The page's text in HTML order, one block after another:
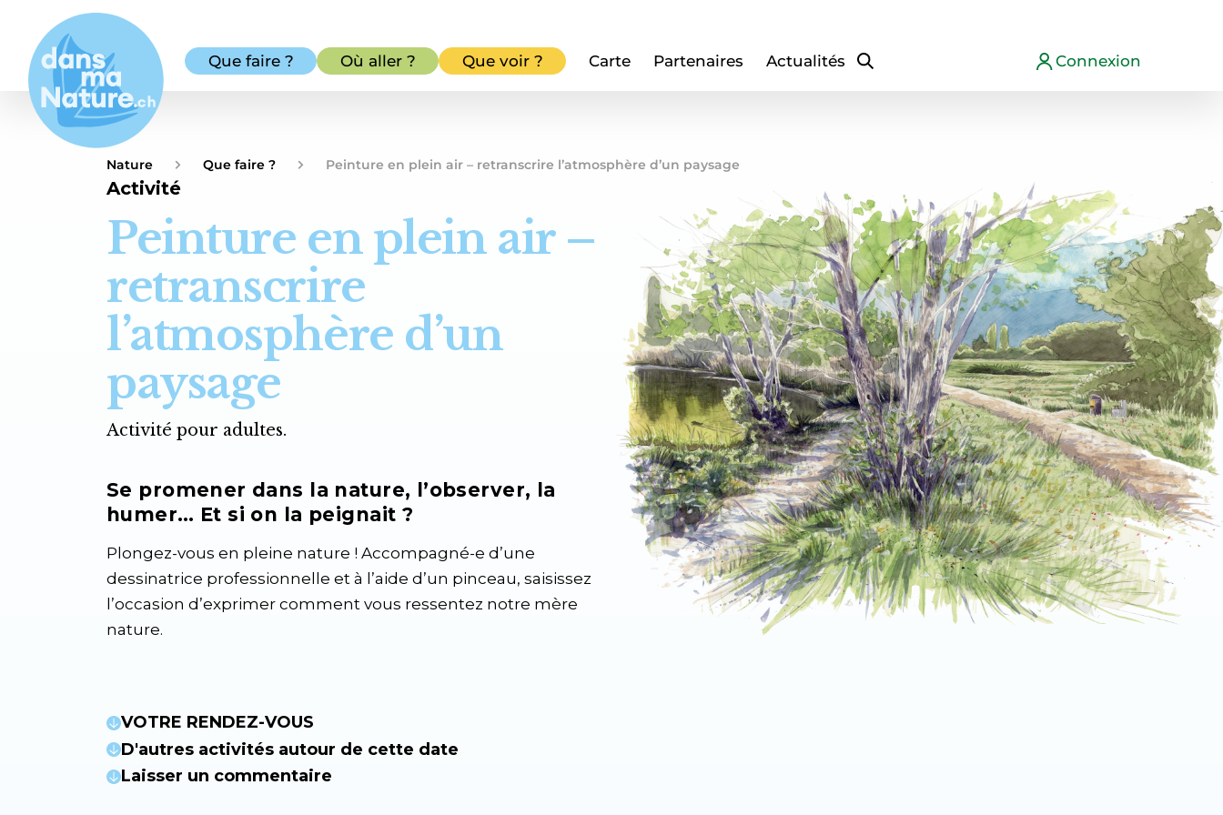
Que faire ? Où aller ? Que voir ? Carte Partenaires Actualités Connexion
Nature Que faire ? Peinture en plein air – retranscrire l’atmosphère d’un paysage
Activité
Peinture en plein air –
retranscrire
l’atmosphère d’un
paysage
Activité pour adultes.
Se promener dans la nature, l’observer, la
humer… Et si on la peignait ?
Plongez-vous en pleine nature ! Accompagné-e d’une
dessinatrice professionnelle et à l’aide d’un pinceau, saisissez
l’occasion d’exprimer comment vous ressentez notre mère
nature.
VOTRE RENDEZ-VOUS
D'autres activités autour de cette date
Laisser un commentaire